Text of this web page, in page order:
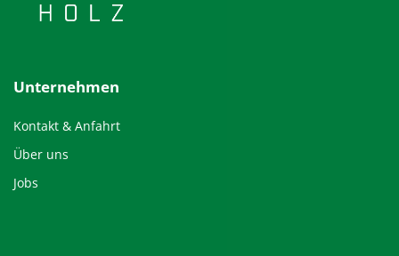
Unternehmen
Kontakt & Anfahrt
Über uns
Jobs